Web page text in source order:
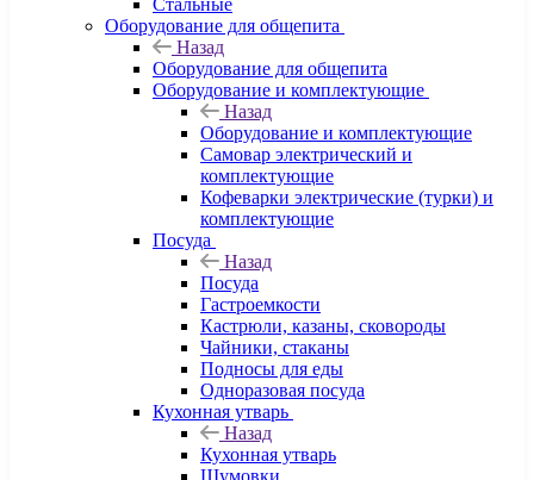
Стальные
Оборудование для общепита
Назад
Оборудование для общепита
Оборудование и комплектующие
Назад
Оборудование и комплектующие
Самовар электрический и
комплектующие
Кофеварки электрические (турки) и
комплектующие
Посуда
Назад
Посуда
Гастроемкости
Кастрюли, казаны, сковороды
Чайники, стаканы
Подносы для еды
Одноразовая посуда
Кухонная утварь
Назад
Кухонная утварь
Шумовки